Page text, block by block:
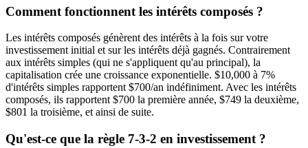
Comment fonctionnent les intérêts composés ?
Les intérêts composés génèrent des intérêts à la fois sur votre
investissement initial et sur les intérêts déjà gagnés. Contrairement
aux intérêts simples (qui ne s'appliquent qu'au principal), la
capitalisation crée une croissance exponentielle. $10,000 à 7%
d'intérêts simples rapportent $700/an indéfiniment. Avec les intérêts
composés, ils rapportent $700 la première année, $749 la deuxième,
$801 la troisième, et ainsi de suite.
Qu'est-ce que la règle 7-3-2 en investissement ?